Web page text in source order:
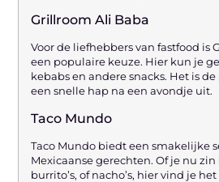
Grillroom Ali Baba
Voor de liefhebbers van fastfood is
een populaire keuze. Hier kun je
kebabs en andere snacks. Het is
een snelle hap na een avondje uit.
Taco Mundo
Taco Mundo biedt een smakelijke
Mexicaanse gerechten. Of je nu zin
burrito’s, of nacho’s, hier vind je